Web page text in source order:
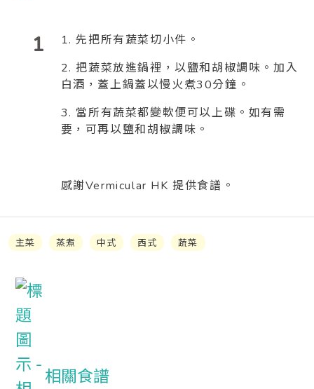
1
1. 先把所有蔬菜切小件。
2. 把蔬菜放進鍋裡，以鹽和胡椒調味。加入
白酒，蓋上鍋蓋以慢火煮30分鐘。
3. 當所有蔬菜都變軟便可以上碟。如有需
要，可再以鹽和胡椒調味。
感謝Vermicular HK 提供食譜。
主菜 蒸煮 中式 西式 蔬菜
相關食譜